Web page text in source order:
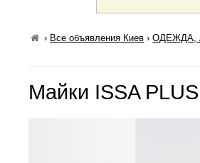
› Все объявления Киев ›ОДЕЖДА,
Майки ISSA